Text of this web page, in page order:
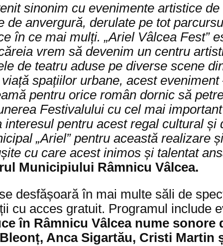
sinonim cu evenimente artistice
anvergură, derulate pe tot
în ce mai mulți. „Ariel Vâlcea Fest”
vrem să devenim un centru
de teatru aduse pe diverse scene
spațiilor urbane, acest
pentru orice român dornic să
Festivalului cu cel mai
pentru acest regal cultural
„Ariel” pentru această realizare
cu care acest inimos și talentat
Municipiului Râmnicu Vâlcea.
desfășoară în mai multe săli de
cu acces gratuit. Programul include
în Râmnicu Vâlcea nume sonore
Anca Sigartău, Cristi Martin